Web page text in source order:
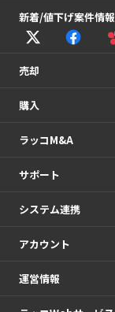
新着/値下げ案件情報
売却
購入
ラッコM&A
サポート
システム連携
アカウント
運営情報